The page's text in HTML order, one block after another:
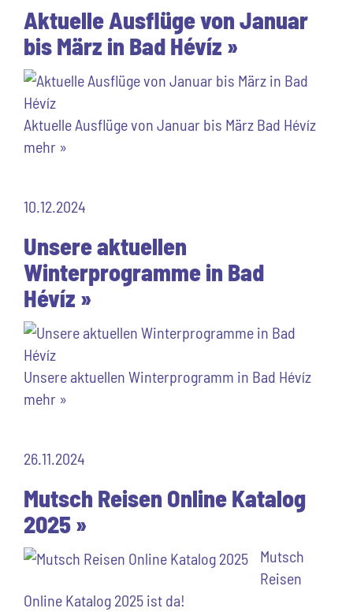
Aktuelle Ausflüge von Januar
bis März in Bad Hévíz »
Aktuelle Ausflüge von Januar bis März Bad Hévíz
mehr »
10.12.2024
Unsere aktuellen
Winterprogramme in Bad
Hévíz »
Unsere aktuellen Winterprogramm in Bad Hévíz
mehr »
26.11.2024
Mutsch Reisen Online Katalog
2025 »
Mutsch
Reisen
Online Katalog 2025 ist da!